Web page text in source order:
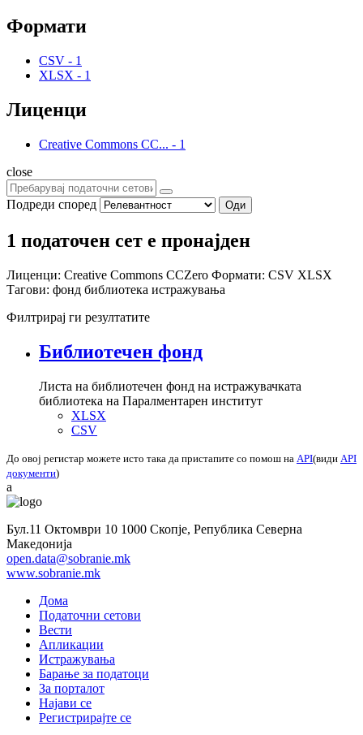
Формати
CSV - 1
XLSX - 1
Лиценци
Creative Commons CC... - 1
close
Подреди според Оди
1 податочен сет е пронајден
Лиценци: Creative Commons CCZero Формати: CSV XLSX
Тагови: фонд библиотека истражувања
Филтрирај ги резултатите
Библиотечен фонд
Листа на библиотечен фонд на истражувачката
библиотека на Паралментарен институт
XLSX
CSV
До овој регистар можете исто така да пристапите со помош на API(види API
документи)
a
Бул.11 Октомври 10 1000 Скопје, Република Северна
Македонија
open.data@sobranie.mk
www.sobranie.mk
Дома
Податочни сетови
Вести
Апликации
Истражувања
Барање за податоци
За порталот
Најави се
Регистрирајте се